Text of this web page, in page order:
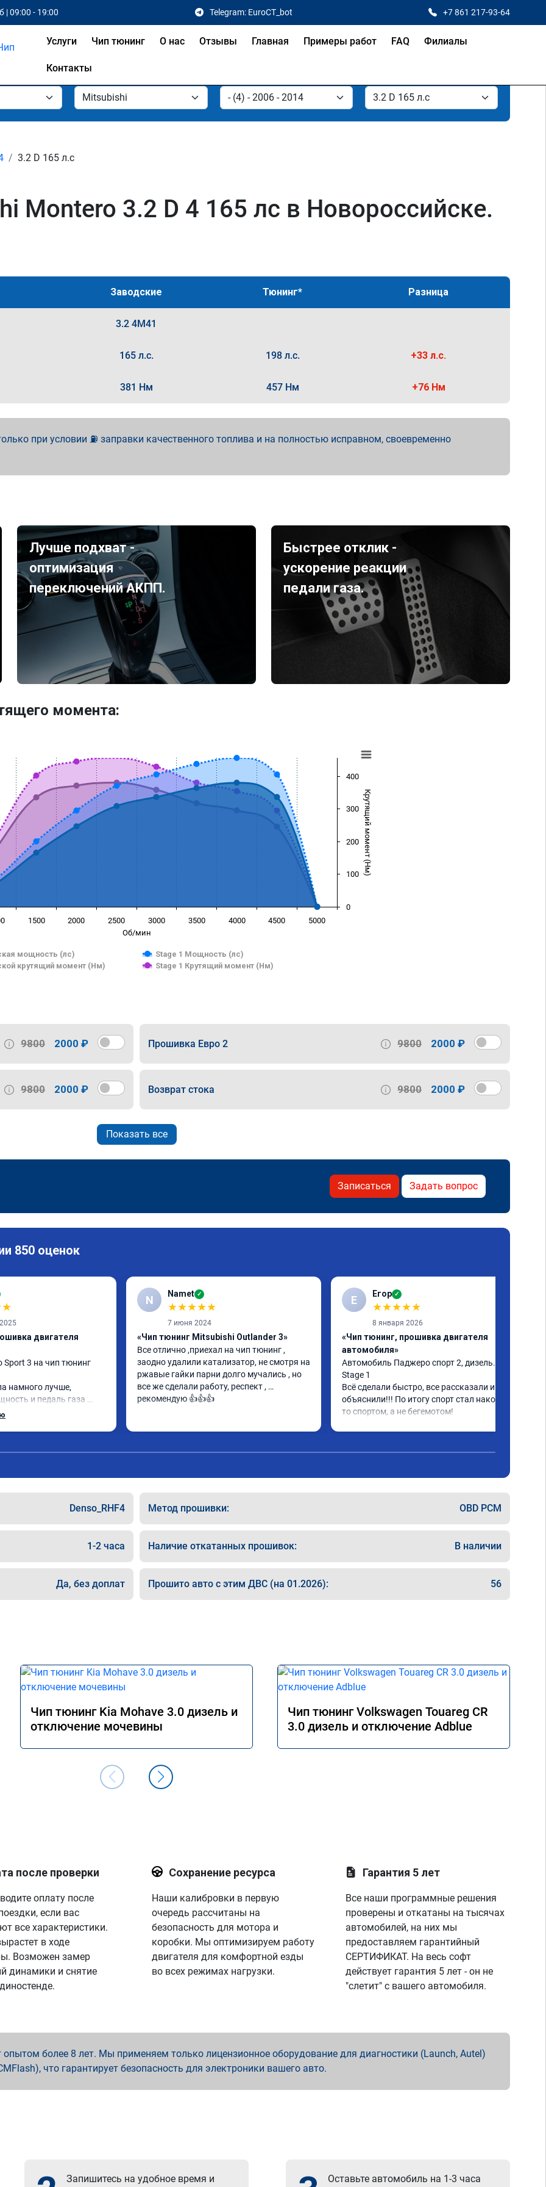
| 09:00 - 19:00 Telegram: EuroCT_bot +7 861 217-93-64
Услуги Чип тюнинг О нас Отзывы Главная Примеры работ FAQ Филиалы
Контакты
3.2 D 165 л.с
Montero 3.2 D 4 165 лс в Новороссийске.
Заводские Тюнинг* Разница
3.2 4M41
165 л.с. 198 л.с. +33 л.с.
381 Нм 457 Нм +76 Нм
при условии ⛽ заправки качественного топлива и на полностью исправном, своевременно
Лучше подхват -
оптимизация
переключений АКПП.
Быстрее отклик -
ускорение реакции
педали газа.
момента:
Об/мин
Крутящий момент (Нм)
мощность (лс)
Stage 1 Мощность (лс)
крутящий момент (Нм)
Stage 1 Крутящий момент (Нм)
1500 2000 2500 3000 3500 4000 4500 5000
0
100
200
300
400
9800 2000 ₽ Прошивка Евро 2 9800 2000 ₽
9800 2000 ₽ Возврат стока 9800 2000 ₽
Показать все
Записаться Задать вопрос
850 оценок
★
двигателя
Sport 3 на чип тюнинг
намного лучше,
и педаль газа
при покупке этих
чип, Там по цифрам
N Namet ✓
★★★★★
7 июня 2024
«Чип тюнинг Mitsubishi Outlander 3»
Все отлично ,приехал на чип тюнинг ,
заодно удалили катализатор, не смотря на
ржавые гайки парни долго мучались , но
все же сделали работу, респект ,
рекомендую 👍👍👍
Е Егор ✓
★★★★★
8 января 2026
«Чип тюнинг, прошивка двигателя
автомобиля»
Автомобиль Паджеро спорт 2, дизель.
Stage 1
Всё сделали быстро, все рассказали и
объяснили!!! По итогу спорт стал наконец-
то спортом, а не бегемотом!
Denso_RHF4 Метод прошивки: OBD PCM
1-2 часа Наличие откатанных прошивок: В наличии
Да, без доплат Прошито авто с этим ДВС (на 01.2026): 56
Чип тюнинг Kia Mohave 3.0 дизель и
отключение мочевины
Чип тюнинг Volkswagen Touareg CR
3.0 дизель и отключение Adblue
после проверки
оплату после
если вас
все характеристики.
в ходе
Возможен замер
динамики и снятие
Сохранение ресурса
Наши калибровки в первую
очередь рассчитаны на
безопасность для мотора и
коробки. Мы оптимизируем работу
двигателя для комфортной езды
во всех режимах нагрузки.
Гарантия 5 лет
Все наши программные решения
проверены и откатаны на тысячах
автомобилей, на них мы
предоставляем гарантийный
СЕРТИФИКАТ. На весь софт
действует гарантия 5 лет - он не
"слетит" с вашего автомобиля.
более 8 лет. Мы применяем только лицензионное оборудование для диагностики (Launch, Autel)
что гарантирует безопасность для электроники вашего авто.
Запишитесь на удобное время и Оставьте автомобиль на 1-3 часа